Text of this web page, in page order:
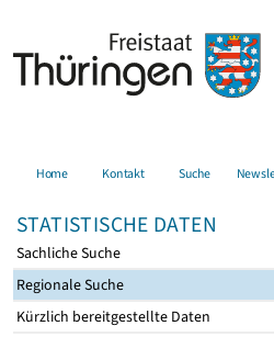
Home Kontakt Suche
STATISTISCHE DATEN
Sachliche Suche
Regionale Suche
Kürzlich bereitgestellte Daten